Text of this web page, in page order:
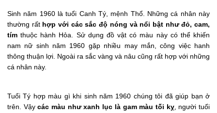
Sinh năm 1960 là tuổi Canh Tý, mệnh Thổ. Những cá nhân này
thường rất hợp với các sắc độ nóng và nổi bật như đỏ, cam,
tím thuộc hành Hỏa. Sử dụng đồ vật có màu này có thể khiến
nam nữ sinh năm 1960 gặp nhiều may mắn, công việc hanh
thông thuận lợi. Ngoài ra sắc vàng và nâu cũng rất hợp với những
cá nhân này.
Tuổi Tý hợp màu gì khi sinh năm 1960 chúng tôi đã giúp bạn ở
trên. Vậycác màu như xanh lục là gam màu tối kỵ, người tuổi